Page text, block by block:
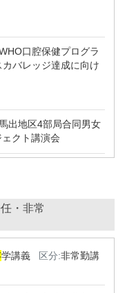
口腔保健プログラ
バレッジ達成に向け
馬出地区4部局合同男女
クト講演会
・非常
学講義 区分:非常勤講